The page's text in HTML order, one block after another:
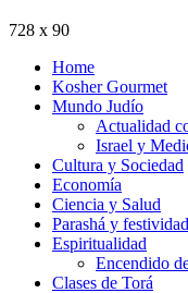
728 x 90
Home
Kosher Gourmet
Mundo Judío
Actualidad
Israel y
Cultura y Sociedad
Economía
Ciencia y Salud
Parashá y
Espiritualidad
Encendido
Clases de Torá